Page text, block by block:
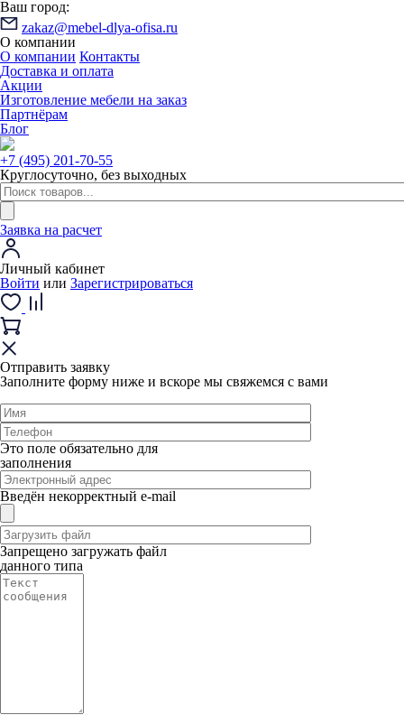
Ваш город:
zakaz@mebel-dlya-ofisa.ru
О компании
О компании Контакты
Доставка и оплата
Акции
Изготовление мебели на заказ
Партнёрам
Блог
+7 (495) 201-70-55
Круглосуточно, без выходных
Заявка на расчет
Личный кабинет
Войти или Зарегистрироваться
Отправить заявку
Заполните форму ниже и вскоре мы свяжемся с вами
Это поле обязательно для
заполнения
Введён некорректный e-mail
Запрещено загружать файл
данного типа